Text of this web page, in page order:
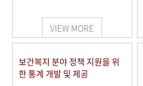
VIEW MORE
보건복지 분야 정책 지원을 위
한 통계 개발 및 제공